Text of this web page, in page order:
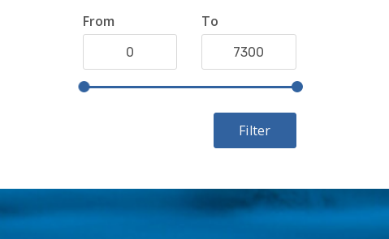
From To
Filter